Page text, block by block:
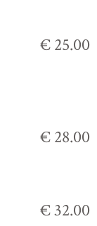
€ 25.00
€ 28.00
€ 32.00